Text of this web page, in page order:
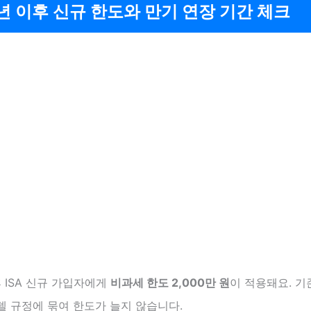
이후 신규 한도와 만기 연장 기간 체크
신규 가입자에게 비과세 한도 2,000만 원이 적용돼요. 기
규정에 묶여 한도가 늘지 않습니다.